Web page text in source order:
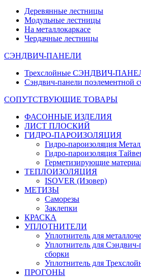
Деревянные лестницы
Модульные лестницы
На металлокаркасе
Чердачные лестницы
СЭНДВИЧ-ПАНЕЛИ
Трехслойные СЭНДВИЧ-
Сэндвич-панели поэлементной
СОПУТСТВУЮЩИЕ ТОВАРЫ
ФАСОННЫЕ ИЗДЕЛИЯ
ЛИСТ ПЛОСКИЙ
ГИДРО-ПАРОИЗОЛЯЦИЯ
Гидро-пароизоляция
Гидро-пароизоляция
Герметизирующие
ТЕПЛОИЗОЛЯЦИЯ
ISOVER (Изовер)
МЕТИЗЫ
Саморезы
Заклепки
КРАСКА
УПЛОТНИТЕЛИ
Уплотнитель для
Уплотнитель для
сборки
Уплотнитель для
ПРОГОНЫ